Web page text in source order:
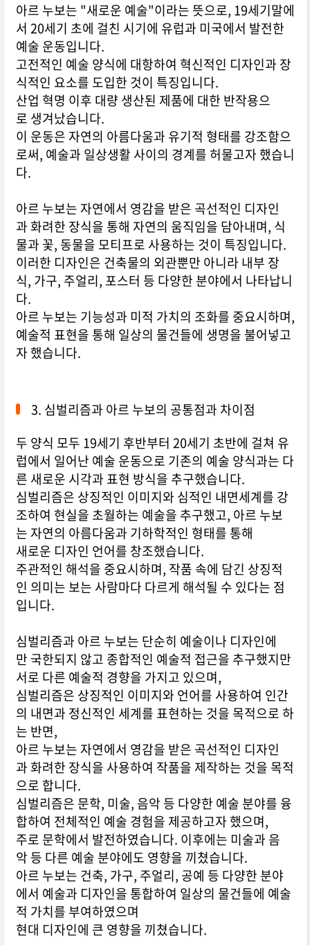
아르 누보는 "새로운 예술"이라는 뜻으로, 19세기말에
서 20세기 초에 걸친 시기에 유럽과 미국에서 발전한
예술 운동입니다.
고전적인 예술 양식에 대항하여 혁신적인 디자인과 장
식적인 요소를 도입한 것이 특징입니다.
산업 혁명 이후 대량 생산된 제품에 대한 반작용으
로 생겨났습니다.
이 운동은 자연의 아름다움과 유기적 형태를 강조함으
로써, 예술과 일상생활 사이의 경계를 허물고자 했습니
다.
아르 누보는 자연에서 영감을 받은 곡선적인 디자인
과 화려한 장식을 통해 자연의 움직임을 담아내며, 식
물과 꽃, 동물을 모티프로 사용하는 것이 특징입니다.
이러한 디자인은 건축물의 외관뿐만 아니라 내부 장
식, 가구, 주얼리, 포스터 등 다양한 분야에서 나타납니
다.
아르 누보는 기능성과 미적 가치의 조화를 중요시하며,
예술적 표현을 통해 일상의 물건들에 생명을 불어넣고
자 했습니다.
3. 심벌리즘과 아르 누보의 공통점과 차이점
두 양식 모두 19세기 후반부터 20세기 초반에 걸쳐 유
럽에서 일어난 예술 운동으로 기존의 예술 양식과는 다
른 새로운 시각과 표현 방식을 추구했습니다.
심벌리즘은 상징적인 이미지와 심적인 내면세계를 강
조하여 현실을 초월하는 예술을 추구했고, 아르 누보
는 자연의 아름다움과 기하학적인 형태를 통해
새로운 디자인 언어를 창조했습니다.
주관적인 해석을 중요시하며, 작품 속에 담긴 상징적
인 의미는 보는 사람마다 다르게 해석될 수 있다는 점
입니다.
심벌리즘과 아르 누보는 단순히 예술이나 디자인에
만 국한되지 않고 종합적인 예술적 접근을 추구했지만
서로 다른 예술적 경향을 가지고 있으며,
심벌리즘은 상징적인 이미지와 언어를 사용하여 인간
의 내면과 정신적인 세계를 표현하는 것을 목적으로 하
는 반면,
아르 누보는 자연에서 영감을 받은 곡선적인 디자인
과 화려한 장식을 사용하여 작품을 제작하는 것을 목적
으로 합니다.
심벌리즘은 문학, 미술, 음악 등 다양한 예술 분야를 융
합하여 전체적인 예술 경험을 제공하고자 했으며,
주로 문학에서 발전하였습니다. 이후에는 미술과 음
악 등 다른 예술 분야에도 영향을 끼쳤습니다.
아르 누보는 건축, 가구, 주얼리, 공예 등 다양한 분야
에서 예술과 디자인을 통합하여 일상의 물건들에 예술
적 가치를 부여하였으며
현대 디자인에 큰 영향을 끼쳤습니다.